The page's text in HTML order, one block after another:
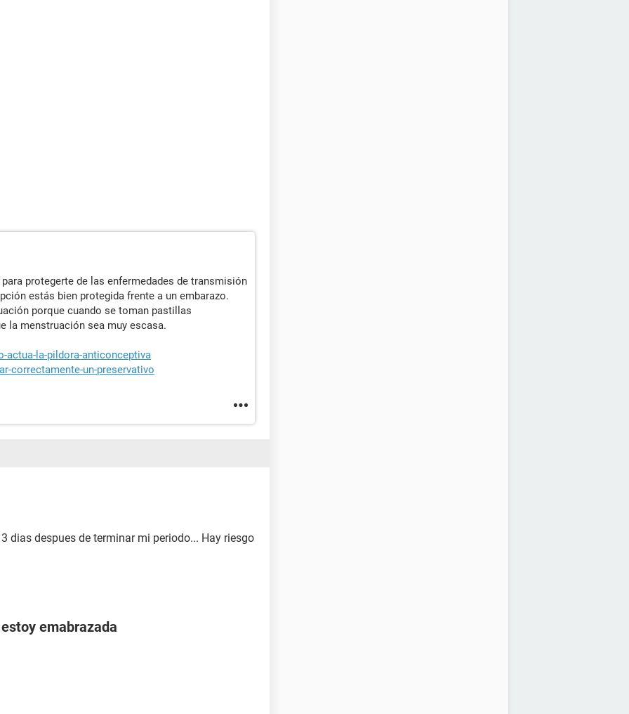
protegerte de las enfermedades de transmisión
estás bien protegida frente a un embarazo.
porque cuando se toman pastillas
la menstruación sea muy escasa.
la-pildora-anticonceptiva
correctamente-un-preservativo
dias despues de terminar mi periodo... Hay riesgo
emabrazada